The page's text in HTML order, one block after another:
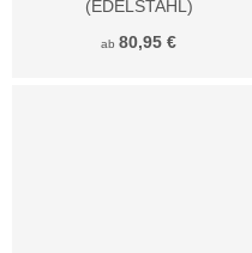
(EDELSTAHL)
ab 80,95 €